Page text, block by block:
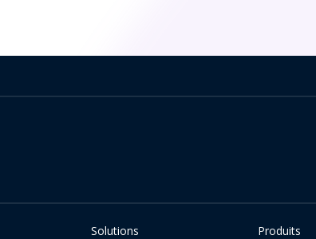
Solutions Produits